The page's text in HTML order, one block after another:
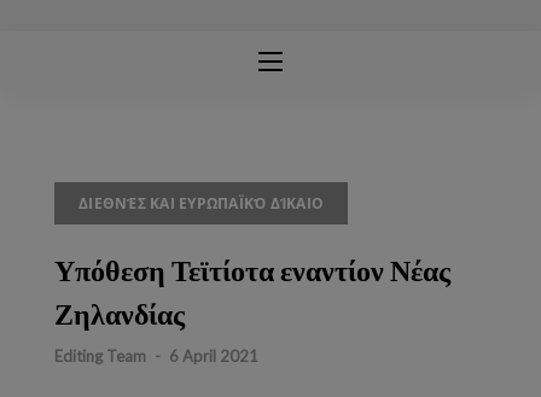
ΔΙΕΘΝΈΣ ΚΑΙ ΕΥΡΩΠΑΪΚΌ ΔΊΚΑΙΟ
Υπόθεση Τεϊτίοτα εναντίον Νέας
Ζηλανδίας
Editing Team - 6 April 2021